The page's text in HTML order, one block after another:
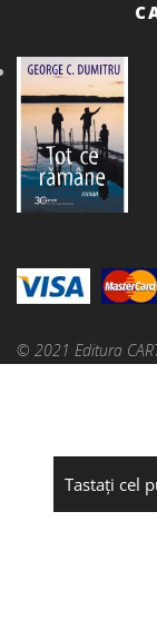
© 2021 Editura